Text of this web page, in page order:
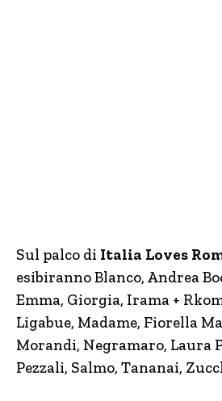
Sul palco di Italia Loves
esibiranno Blanco, Andrea
Emma, Giorgia, Irama +
Ligabue, Madame, Fiorella
Morandi, Negramaro, Laura
Pezzali, Salmo, Tananai,